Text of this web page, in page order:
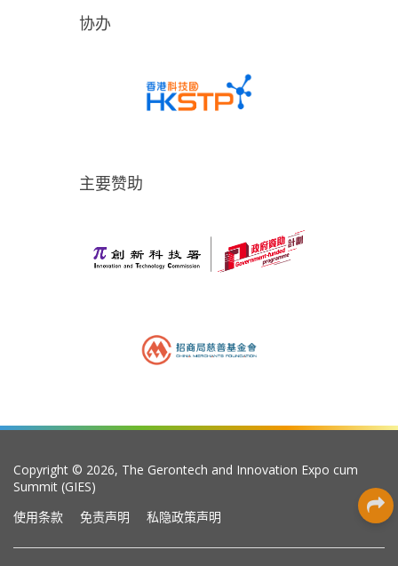
协办
主要赞助
Copyright © 2026, The Gerontech and Innovation Expo cum
Summit (GIES)
使用条款
免责声明 私隐政策声明